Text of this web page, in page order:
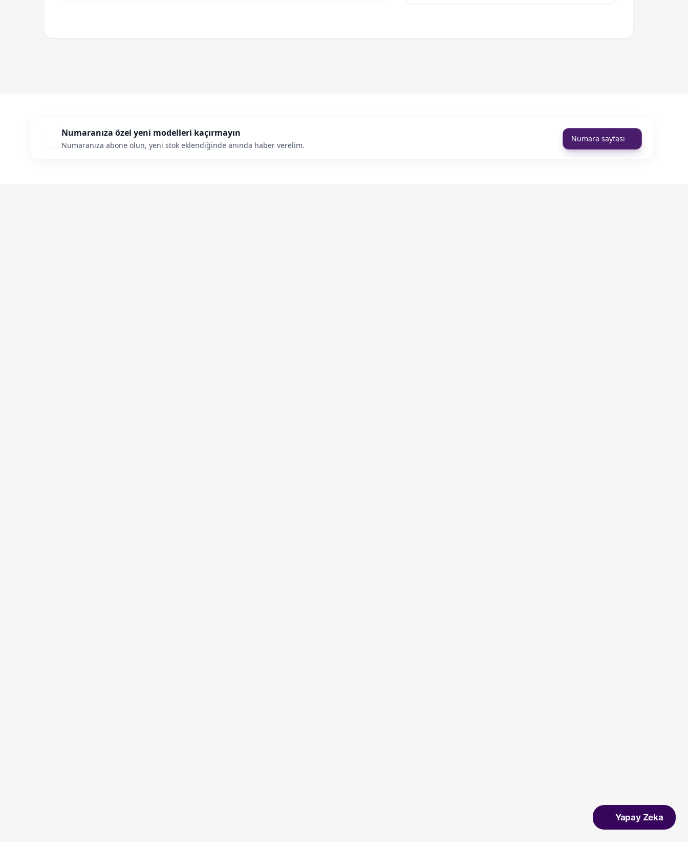
Yapay Zeka
Numaranıza özel yeni modelleri kaçırmayın
Numaranıza abone olun, yeni stok eklendiğinde anında haber verelim.
Numara sayfası